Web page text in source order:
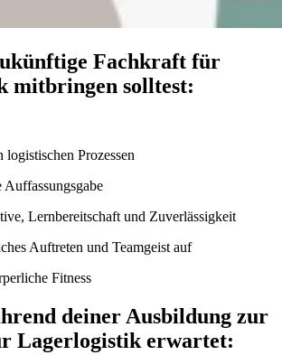
Fachkraft für
mitbringen solltest:
Prozessen
Lernbereitschaft und Zuverlässigkeit
Auftreten und Teamgeist auf
Fitness
deiner Ausbildung zur
Lagerlogistik erwartet: